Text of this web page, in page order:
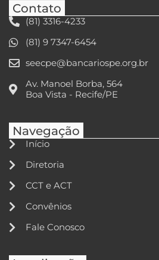
Contato
(81) 3316-4233
(81) 9 7347-6454
seecpe@bancariospe.org.br
Av. Manoel Borba, 564
Boa Vista - Recife/PE
Navegação
Início
Diretoria
CCT e ACT
Convênios
Fale Conosco